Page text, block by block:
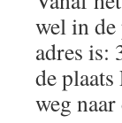
wel in de
adres is:
de
weg